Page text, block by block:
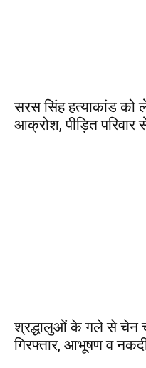
सरस सिंह हत्याकांड को
आक्रोश, पीड़ित परिवार
श्रद्धालुओं के गले से चेन
गिरफ्तार, आभूषण व